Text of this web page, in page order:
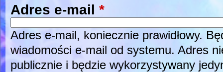
Adres e-mail *
Adres e-mail, koniecznie prawidłowy.
wiadomości e-mail od systemu. Adres
publicznie i będzie wykorzystywany